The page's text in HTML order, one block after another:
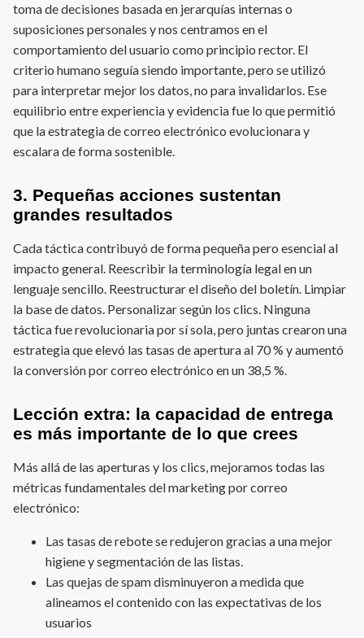
toma de decisiones basada en jerarquías internas o
suposiciones personales y nos centramos en el
comportamiento del usuario como principio rector. El
criterio humano seguía siendo importante, pero se utilizó
para interpretar mejor los datos, no para invalidarlos. Ese
equilibrio entre experiencia y evidencia fue lo que permitió
que la estrategia de correo electrónico evolucionara y
escalara de forma sostenible.
3. Pequeñas acciones sustentan
grandes resultados
Cada táctica contribuyó de forma pequeña pero esencial al
impacto general. Reescribir la terminología legal en un
lenguaje sencillo. Reestructurar el diseño del boletín. Limpiar
la base de datos. Personalizar según los clics. Ninguna
táctica fue revolucionaria por sí sola, pero juntas crearon una
estrategia que elevó las tasas de apertura al 70 % y aumentó
la conversión por correo electrónico en un 38,5 %.
Lección extra: la capacidad de entrega
es más importante de lo que crees
Más allá de las aperturas y los clics, mejoramos todas las
métricas fundamentales del marketing por correo
electrónico:
Las tasas de rebote se redujeron gracias a una mejor
higiene y segmentación de las listas.
Las quejas de spam disminuyeron a medida que
alineamos el contenido con las expectativas de los
usuarios